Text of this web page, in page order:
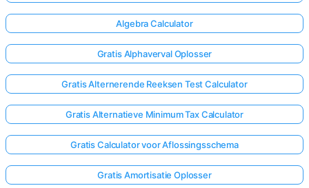
Algebra Calculator
Gratis Alphaverval Oplosser
Gratis Alternerende Reeksen Test Calculator
Gratis Alternatieve Minimum Tax Calculator
Gratis Calculator voor Aflossingsschema
Gratis Amortisatie Oplosser